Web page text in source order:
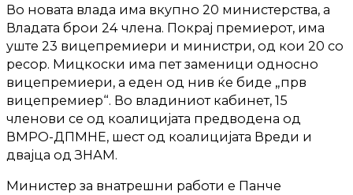
Во новата влада има вкупно 20 министерства, а
Владата брои 24 члена. Покрај премиерот, има
уште 23 вицепремиери и министри, од кои 20 со
ресор. Мицкоски има пет заменици односно
вицепремиери, а еден од нив ќе биде „прв
вицепремиер“. Во владиниот кабинет, 15
членови се од коалицијата предводена од
ВМРО-ДПМНЕ, шест од коалицијата Вреди и
двајца од ЗНАМ.
Министер за внатрешни работи е Панче